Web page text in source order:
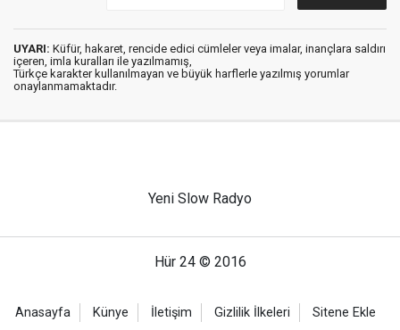
UYARI: Küfür, hakaret, rencide edici cümleler veya imalar, inançlara saldırı
içeren, imla kuralları ile yazılmamış,
Türkçe karakter kullanılmayan ve büyük harflerle yazılmış yorumlar
onaylanmamaktadır.
Yeni Slow Radyo
Hür 24 © 2016
Anasayfa Künye İletişim Gizlilik İlkeleri Sitene Ekle